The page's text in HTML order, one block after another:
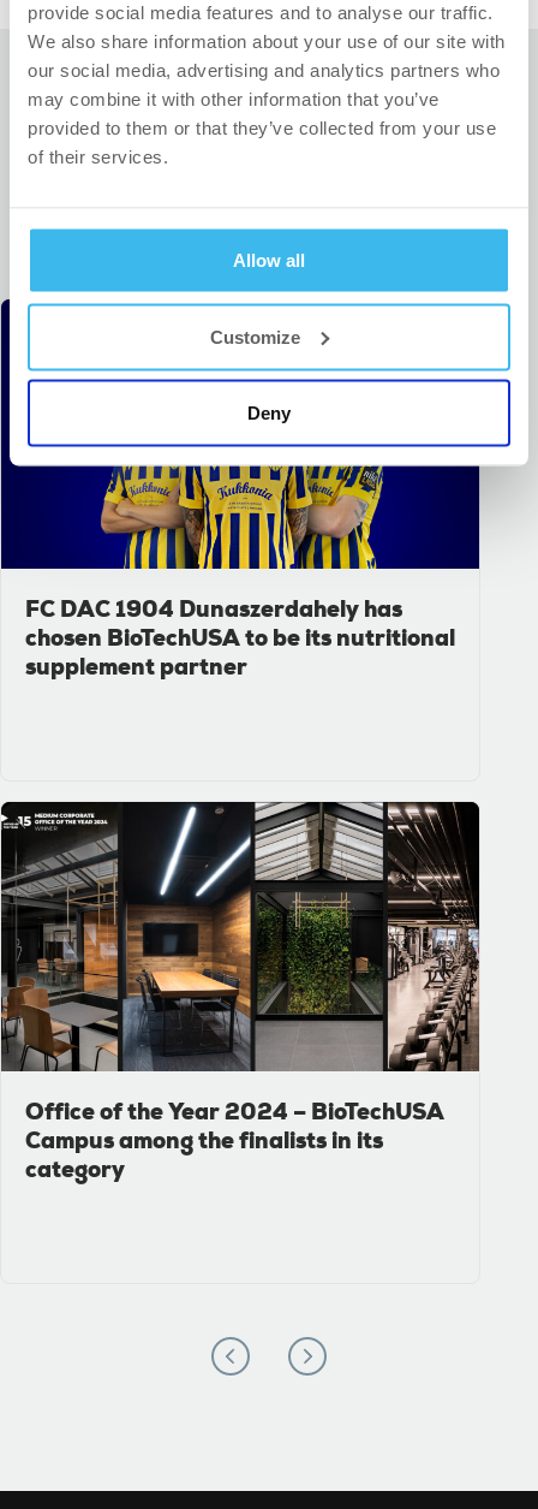
provide social media features and to analyse our traffic.
We also share information about your use of our site with
our social media, advertising and analytics partners who
may combine it with other information that you’ve
provided to them or that they’ve collected from your use
of their services.
Allow all
Customize
Deny
FC DAC 1904 Dunaszerdahely has
chosen BioTechUSA to be its nutritional
supplement partner
Office of the Year 2024 – BioTechUSA
Campus among the finalists in its
category